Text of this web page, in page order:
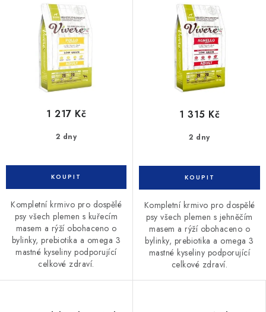
2 dny
1 217 Kč
Kompletní krmivo pro dospělé
psy všech plemen s kuřecím
masem a rýží obohaceno o
bylinky, prebiotika a omega 3
mastné kyseliny podporující
celkové zdraví.
2 dny
1 315 Kč
Kompletní krmivo pro dospělé
psy všech plemen s jehněčím
masem a rýží obohaceno o
bylinky, prebiotika a omega 3
mastné kyseliny podporující
celkové zdraví.